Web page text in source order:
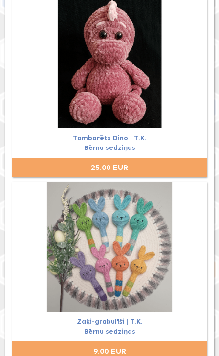
Tamborēts Dino | T.K.
Bērnu sedziņas
25.00 EUR
Zaķi-grabulīši | T.K.
Bērnu sedziņas
9.00 EUR